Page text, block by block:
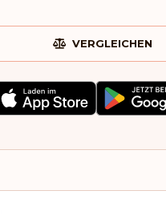
VERGLEICHEN